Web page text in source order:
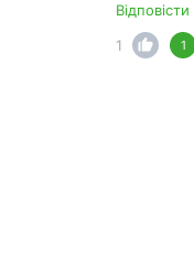
Відповісти
1
1